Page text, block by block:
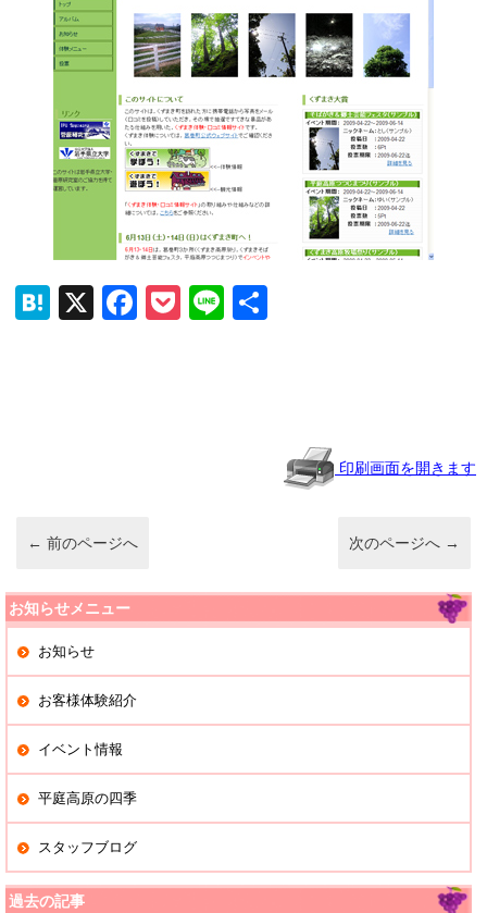
H
X
F
k
P
Li
印刷画面を開きます
← 前のページへ 次のページへ →
お知らせメニュー
お知らせ
お客様体験紹介
イベント情報
平庭高原の四季
スタッフブログ
過去の記事